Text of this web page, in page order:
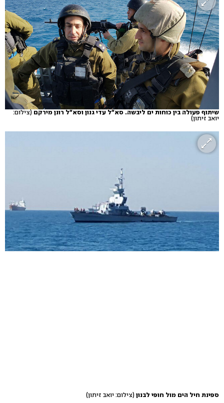
שיתוף פעולה בין כוחות ים ליבשה. סא"ל עדי גנון וסא"ל רונן מירקם(צילום:
יואב זיתון)
ספינת חיל הים מול חופי לבנון (צילום: יואב זיתון)